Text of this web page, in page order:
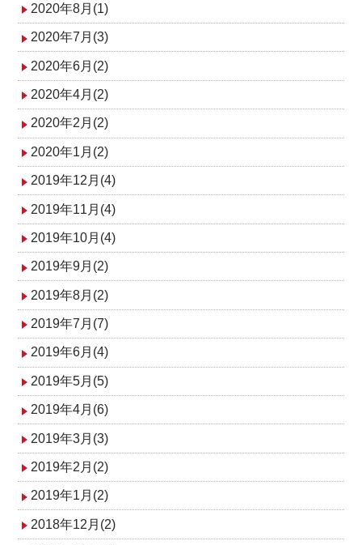
2020年8月(1)
2020年7月(3)
2020年6月(2)
2020年4月(2)
2020年2月(2)
2020年1月(2)
2019年12月(4)
2019年11月(4)
2019年10月(4)
2019年9月(2)
2019年8月(2)
2019年7月(7)
2019年6月(4)
2019年5月(5)
2019年4月(6)
2019年3月(3)
2019年2月(2)
2019年1月(2)
2018年12月(2)